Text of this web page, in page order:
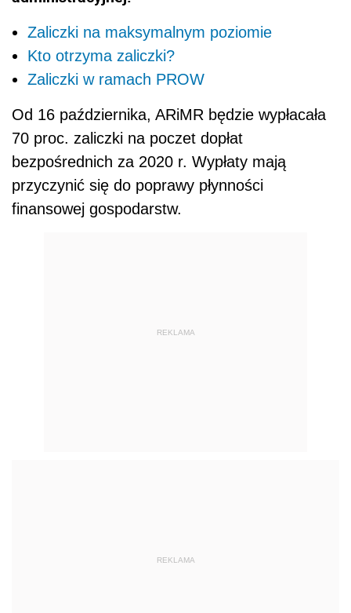
Zaliczki na maksymalnym poziomie
Kto otrzyma zaliczki?
Zaliczki w ramach PROW
Od 16 października, ARiMR będzie wypłacała
70 proc. zaliczki na poczet dopłat
bezpośrednich za 2020 r. Wypłaty mają
przyczynić się do poprawy płynności
finansowej gospodarstw.
REKLAMA
REKLAMA